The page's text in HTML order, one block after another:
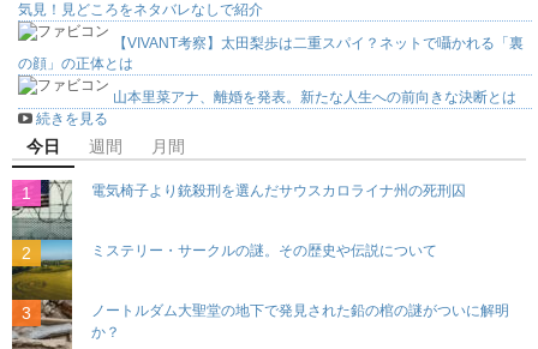
気見！見どころをネタバレなしで紹介
【VIVANT考察】太田梨歩は二重スパイ？ネットで囁かれる「裏
の顔」の正体とは
山本里菜アナ、離婚を発表。新たな人生への前向きな決断とは
続きを見る
今日 週間 月間
電気椅子より銃殺刑を選んだサウスカロライナ州の死刑囚
ミステリー・サークルの謎。その歴史や伝説について
ノートルダム大聖堂の地下で発見された鉛の棺の謎がついに解明
か？